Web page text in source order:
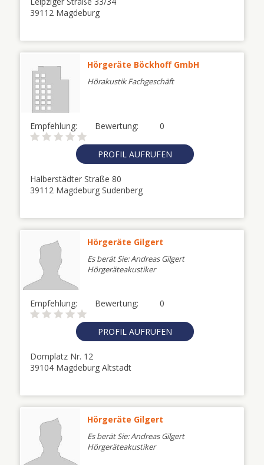
39112 Magdeburg
Hörgeräte Böckhoff GmbH
Hörakustik Fachgeschäft
Empfehlung: 0
Bewertung:
PROFIL AUFRUFEN
Halberstädter Straße 80
39112 Magdeburg Sudenberg
Hörgeräte Gilgert
Es berät Sie: Andreas Gilgert
Hörgeräteakustiker
Empfehlung: 0
Bewertung:
PROFIL AUFRUFEN
Domplatz Nr. 12
39104 Magdeburg Altstadt
Hörgeräte Gilgert
Es berät Sie: Andreas Gilgert
Hörgeräteakustiker